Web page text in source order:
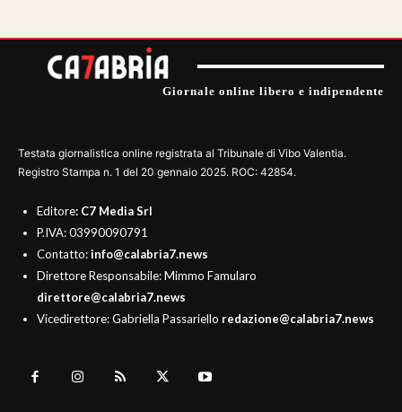
Giornale online libero e indipendente
Testata giornalistica online registrata al Tribunale di Vibo Valentia.
Registro Stampa n. 1 del 20 gennaio 2025. ROC: 42854.
Editore: C7 Media Srl
P.IVA: 03990090791
Contatto:info@calabria7.news
Direttore Responsabile: Mimmo Famularo
direttore@calabria7.news
Vicedirettore: Gabriella Passariello redazione@calabria7.news